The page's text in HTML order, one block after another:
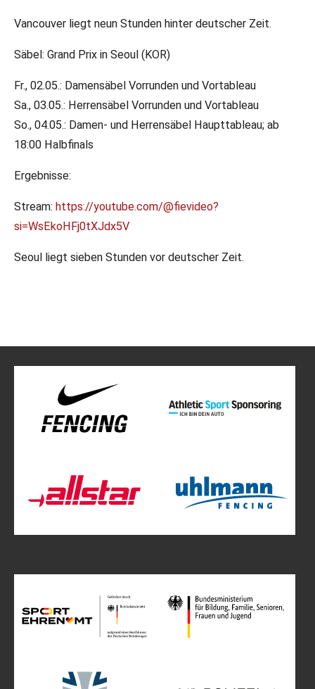
Vancouver liegt neun Stunden hinter deutscher Zeit.
Säbel: Grand Prix in Seoul (KOR)
Fr., 02.05.: Damensäbel Vorrunden und Vortableau
Sa., 03.05.: Herrensäbel Vorrunden und Vortableau
So., 04.05.: Damen- und Herrensäbel Haupttableau; ab
18:00 Halbfinals
Ergebnisse:
Stream: https://youtube.com/@fievideo?
si=WsEkoHFj0tXJdx5V
Seoul liegt sieben Stunden vor deutscher Zeit.